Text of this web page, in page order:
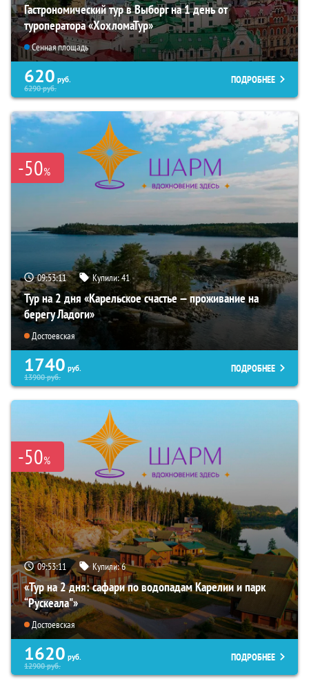
Гастрономический тур в Выборг на 1 день от
туроператора «ХохломаТур»
Сенная площадь
620 руб.
6290руб.
ПОДРОБНЕЕ
-50%
09:53:09 Купили:41
Тур на 2 дня «Карельское счастье — проживание на
берегу Ладоги»
Достоевская
1740 руб.
13900руб.
ПОДРОБНЕЕ
-50%
09:53:09 Купили:6
«Тур на 2 дня: сафари по водопадам Карелии и парк
“Рускеала"»
Достоевская
1620 руб.
12900руб.
ПОДРОБНЕЕ